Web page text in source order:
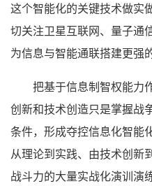
这个智能化的关键技术做实
切关注卫星互联网、量子通
为信息与智能通联搭建更强的
把基于信息制智权能力
创新和技术创造只是掌握战
条件，形成夺控信息化智能
从理论到实践、由技术创新
战斗力的大量实战化演训演